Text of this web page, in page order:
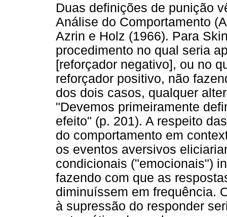
Duas definições de punição
Análise do Comportamento
Azrin e Holz (1966). Para
procedimento no qual seria
[reforçador negativo], ou no
reforçador positivo, não
dos dois casos, qualquer
"Devemos primeiramente
efeito" (p. 201). A respeito
do comportamento em
os eventos aversivos
condicionais ("emocionais")
fazendo com que as
diminuíssem em frequência.
à supressão do responder